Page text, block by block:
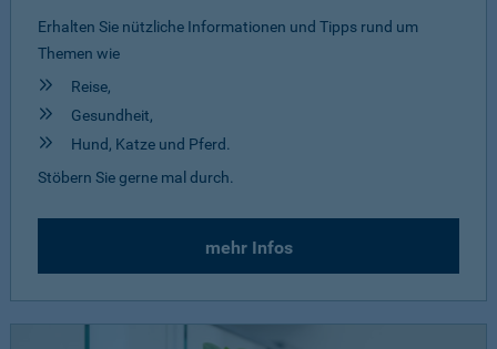
Erhalten Sie nützliche Informationen und Tipps rund um
Themen wie
Reise,
Gesundheit,
Hund, Katze und Pferd.
Stöbern Sie gerne mal durch.
mehr Infos